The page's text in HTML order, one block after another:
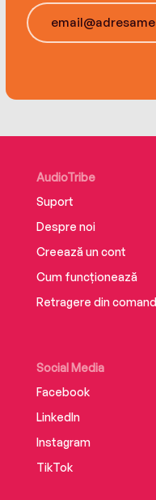
Sophisticated yet
not insubstantial,
AudioTribe
Suport
Despre noi
Creează un cont
Cum funcționează
Retragere din
Social Media
Facebook
LinkedIn
Instagram
TikTok